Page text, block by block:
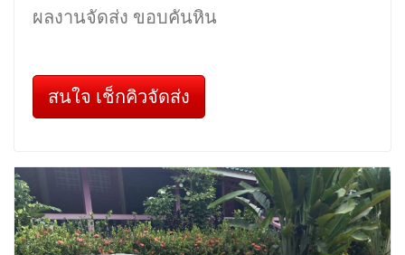
ผลงานจัดส่ง ขอบคันหิน
สนใจ เช็กคิวจัดส่ง